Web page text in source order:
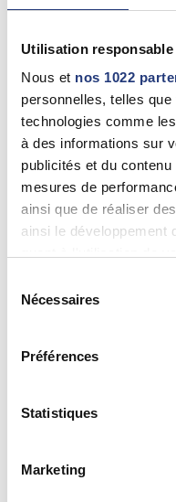
Utilisation
Nous et nos 1022
personnelles, telles
technologies comme
à des informations sur
publicités et du
mesures de
ainsi que de réaliser
ainsi le développement
tout moment en
cookies ou en cliquant
Si vous le permettez,
géographique qui
Identifier votre
pour en relever les
Nécessaires
Préférences
Statistiques
Marketing
79 - Deux-Sèvres
STEPHANE
Moncoutant-Sur-
0549808996
79 - Deux Sèvres
Michel GABIROT
CHICHÉ (79350)
79 - Deux Sèvres
Faye-L'Abbesse